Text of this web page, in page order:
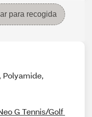
para recogida
Polyamide,
G Tennis/Golf